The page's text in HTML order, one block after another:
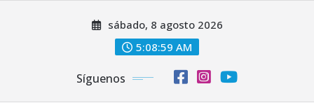
sábado, 8 agosto 2026
5:09:01 AM
Síguenos